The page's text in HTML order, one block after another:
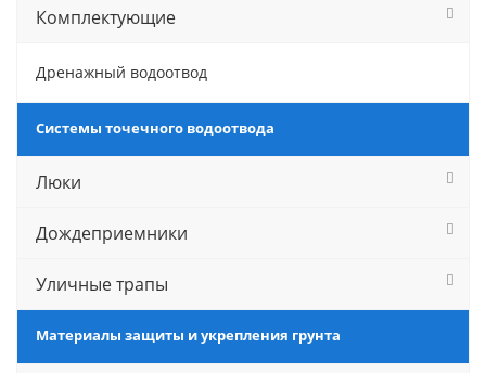
Комплектующие
Дренажный водоотвод
Системы точечного водоотвода
Люки
Дождеприемники
Уличные трапы
Материалы защиты и укрепления грунта